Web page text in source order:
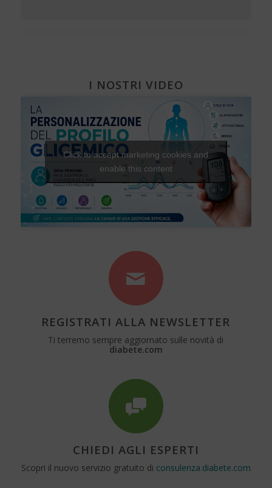
I NOSTRI VIDEO
Click to accept marketing cookies and
enable this content
REGISTRATI ALLA NEWSLETTER
Ti terremo sempre aggiornato sulle novità di
diabete.com
CHIEDI AGLI ESPERTI
Scopri il nuovo servizio gratuito di consulenza.diabete.com